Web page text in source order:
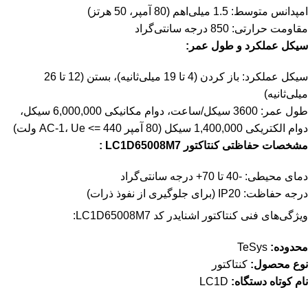
امپدانس متوسط: 1.5 میلی‌اهم (80 آمپر، 50 هرتز)
مقاومت حرارتی: 850 درجه سانتی‌گراد
سیکل عملکرد و طول عمر:
سیکل عملکرد: باز کردن (4 تا 19 میلی‌ثانیه)، بستن (12 تا 26
میلی‌ثانیه)
طول عمر: 3600 سیکل/ساعت، دوام مکانیکی 6,000,000 سیکل،
دوام الکتریکی 1,400,000 سیکل (80 آمپر AC-1، Ue <= 440 ولت)
مشخصات حفاظتی کنتاکتور LC1D65008M7 :
دمای محیطی: -40 تا 70+ درجه سانتی‌گراد
درجه حفاظت: IP20 (برای جلوگیری از نفوذ ذرات)
ویژگی‌های فنی کنتاکتور اشنایدر کد LC1D65008M7:
محدوده:
نوع محصول: کنتاکتور
نام کوتاه دستگاه: